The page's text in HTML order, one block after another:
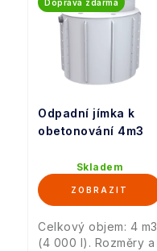
Odpadní jímka k
obetonování 4m3
Doprava zdarma
Skladem
Celkový objem: 4 m3
(4 000 l). Rozměry a